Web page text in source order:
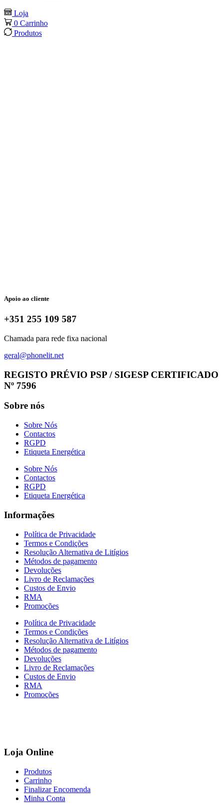
Loja
0 Carrinho
Produtos
Apoio ao cliente
+351 255 109 587
Chamada para rede fixa nacional
geral@phonelit.net
REGISTO PRÉVIO PSP / SIGESP CERTIFICADO
Nº 7596
Sobre nós
Sobre Nós
Contactos
RGPD
Etiqueta Energética
Sobre Nós
Contactos
RGPD
Etiqueta Energética
Informações
Política de Privacidade
Termos e Condições
Resolução Alternativa de Litígios
Métodos de pagamento
Devoluções
Livro de Reclamações
Custos de Envio
RMA
Promoções
Política de Privacidade
Termos e Condições
Resolução Alternativa de Litígios
Métodos de pagamento
Devoluções
Livro de Reclamações
Custos de Envio
RMA
Promoções
Loja Online
Produtos
Carrinho
Finalizar Encomenda
Minha Conta